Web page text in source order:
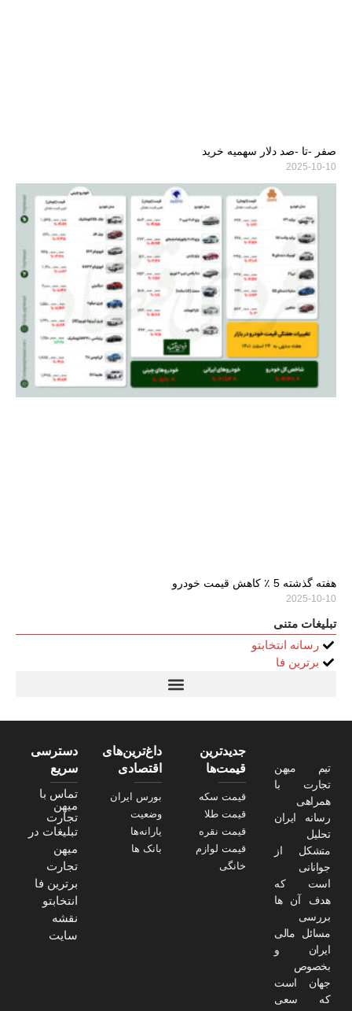
صفر -تا -صد دلار سهمیه خرید
2025-10-10
هفته گذشته 5 ٪ کاهش قیمت خودرو
2025-10-10
تبلیغات متنی
رسانه انتخابتو
برترین فا
تیم میهن
تجارت با
همراهی
رسانه ایران
تحلیل
متشکل از
جوانانی
است که
هدف آن ها
بررسی
مسائل مالی
ایران و
بخصوص
جهان است
که سعی
جدیدترین
قیمت‌ها
قیمت سکه
قیمت طلا
قیمت نقره
قیمت لوازم
خانگی
داغ‌ترین‌های
اقتصادی
بورس ایران
وضعیت
یارانه‌ها
بانک ها
دسترسی
سریع
تماس با
میهن
تجارت
تبلیغات در
میهن
تجارت
برترین فا
انتخابتو
نقشه
سایت